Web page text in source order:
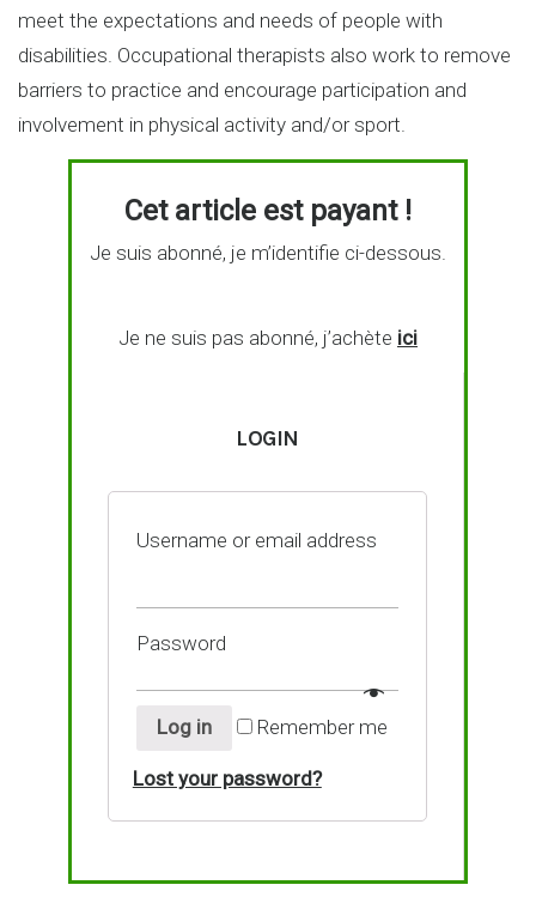
meet the expectations and needs of people with
disabilities. Occupational therapists also work to remove
barriers to practice and encourage participation and
involvement in physical activity and/or sport.
Cet article est payant !
Je suis abonné, je m’identifie ci-dessous.
Je ne suis pas abonné, j’achète ici
LOGIN
Username or email address
Password
Log in Remember me
Lost your password?